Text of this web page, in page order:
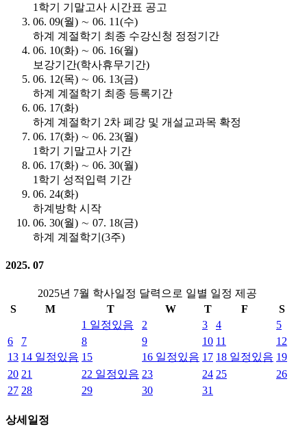
1학기 기말고사 시간표 공고
06. 09(월) ∼ 06. 11(수)
하계 계절학기 최종 수강신청 정정기간
06. 10(화) ∼ 06. 16(월)
보강기간(학사휴무기간)
06. 12(목) ∼ 06. 13(금)
하계 계절학기 최종 등록기간
06. 17(화)
하계 계절학기 2차 폐강 및 개설교과목 확정
06. 17(화) ∼ 06. 23(월)
1학기 기말고사 기간
06. 17(화) ∼ 06. 30(월)
1학기 성적입력 기간
06. 24(화)
하계방학 시작
06. 30(월) ∼ 07. 18(금)
하계 계절학기(3주)
2025. 07
2025년 7월 학사일정 달력으로 일별 일정 제공
S
M T W T F
S
1 일정있음 2 3 4
5
6
7 8 9 10 11
12
13 14 일정있음 15 16 일정있음 17 18 일정있음 19
20 21 22 일정있음 23 24 25
26
27 28 29 30 31
상세일정